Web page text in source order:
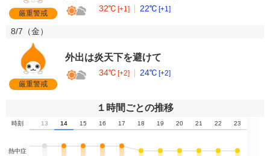
厳重警戒
32℃ [+1] 22℃ [+1]
8/7（金）
厳重警戒
外出は炎天下を避けて
34℃ [+2] 24℃ [+2]
１時間ごとの推移
時刻12 13 14 15 16 17 18 19 20 21 22 23
熱中症